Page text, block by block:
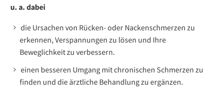
u. a. dabei
die Ursachen von Rücken- oder Nackenschmerzen zu
erkennen, Verspannungen zu lösen und Ihre
Beweglichkeit zu verbessern.
einen besseren Umgang mit chronischen Schmerzen zu
finden und die ärztliche Behandlung zu ergänzen.